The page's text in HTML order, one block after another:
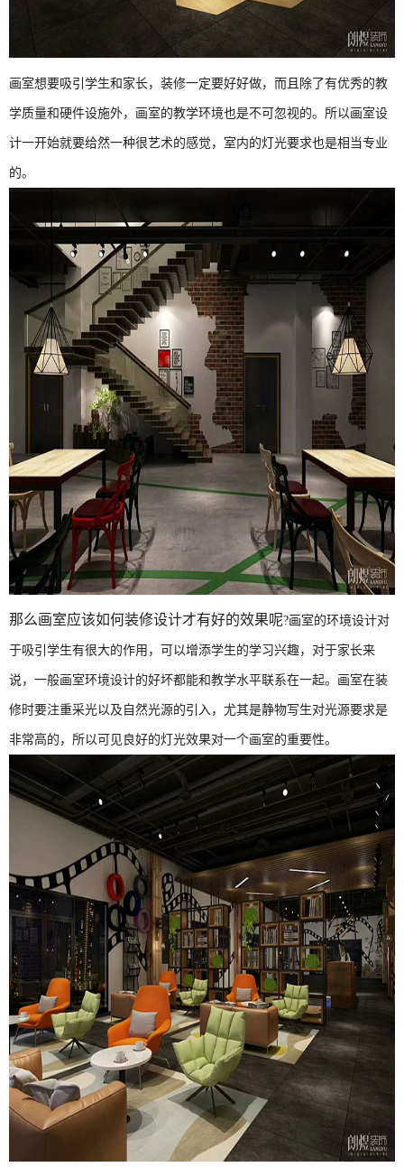
画室想要吸引学生和家长，装修一定要好好做，而且除了有优秀的教
学质量和硬件设施外，画室的教学环境也是不可忽视的。所以画室设
计一开始就要给然一种很艺术的感觉，室内的灯光要求也是相当专业
的。
那么画室应该如何装修设计才有好的效果呢?画室的环境设计对
于吸引学生有很大的作用，可以增添学生的学习兴趣，对于家长来
说， 一般画室环境设计的好坏都能和教学水平联系在一起。画室在装
修时要注重采光以及自然光源的引入， 尤其是静物写生对光源要求是
非常高的 ， 所以可见良好的灯光效果对一个画室的重要性。